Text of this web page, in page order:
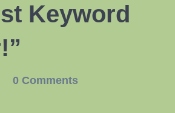
Keyword
0 Comments